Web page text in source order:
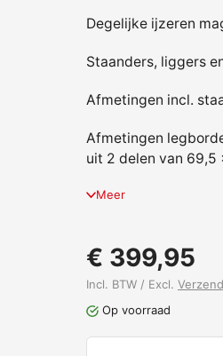
Degelijke ijzeren
Staanders, liggers
Afmetingen incl.
Afmetingen
uit 2 delen van 69,5
Meer
€ 399,95
Incl. BTW / Excl.
Op voorraad